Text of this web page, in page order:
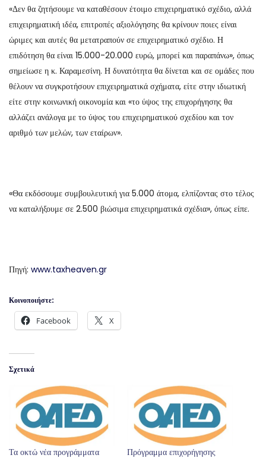
«Δεν θα ζητήσουμε να καταθέσουν έτοιμο επιχειρηματικό σχέδιο, αλλά
επιχειρηματική ιδέα, επιτροπές αξιολόγησης θα κρίνουν ποιες είναι
ώριμες και αυτές θα μετατραπούν σε επιχειρηματικό σχέδιο. Η
επιδότηση θα είναι 15.000-20.000 ευρώ, μπορεί και παραπάνω», όπως
σημείωσε η κ. Καραμεσίνη. Η δυνατότητα θα δίνεται και σε ομάδες που
θέλουν να συγκροτήσουν επιχειρηματικά σχήματα, είτε στην ιδιωτική
είτε στην κοινωνική οικονομία και «το ύψος της επιχορήγησης θα
αλλάζει ανάλογα με το ύψος του επιχειρηματικού σχεδίου και τον
αριθμό των μελών, των εταίρων».
«Θα εκδόσουμε συμβουλευτική για 5.000 άτομα, ελπίζοντας στο τέλος
να καταλήξουμε σε 2.500 βιώσιμα επιχειρηματικά σχέδια», όπως είπε.
Πηγή: www.taxheaven.gr
Κοινοποιήστε:
Facebook X
Σχετικά
Τα οκτώ νέα προγράμματα
Πρόγραμμα επιχορήγησης